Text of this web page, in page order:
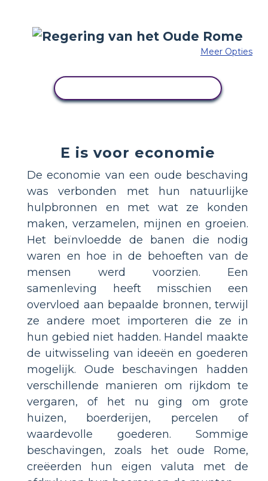
Meer Opties
E is voor economie
De economie van een oude beschaving
was verbonden met hun natuurlijke
hulpbronnen en met wat ze konden
maken, verzamelen, mijnen en groeien.
Het beïnvloedde de banen die nodig
waren en hoe in de behoeften van de
mensen werd voorzien. Een
samenleving heeft misschien een
overvloed aan bepaalde bronnen, terwijl
ze andere moet importeren die ze in
hun gebied niet hadden. Handel maakte
de uitwisseling van ideeën en goederen
mogelijk. Oude beschavingen hadden
verschillende manieren om rijkdom te
vergaren, of het nu ging om grote
huizen, boerderijen, percelen of
waardevolle goederen. Sommige
beschavingen, zoals het oude Rome,
creëerden hun eigen valuta met de